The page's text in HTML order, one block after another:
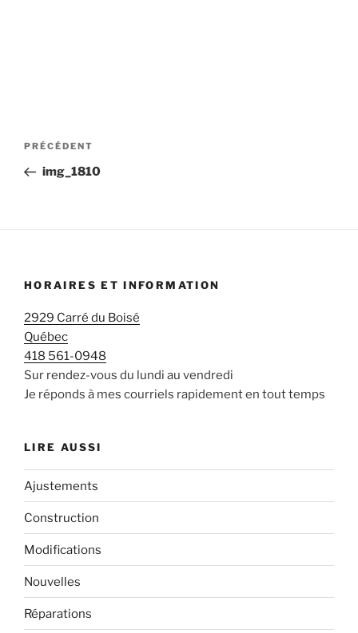
Navigation
l’article
Article
précédent
PRÉCÉDENT
img_1810
HORAIRES ET INFORMATION
2929 Carré du Boisé
Québec
418 561-0948
Sur rendez-vous du lundi au vendredi
Je réponds à mes courriels rapidement en tout temps
LIRE AUSSI
Ajustements
Construction
Modifications
Nouvelles
Réparations